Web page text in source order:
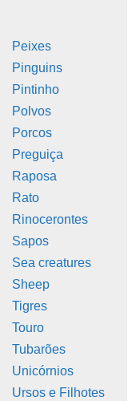
Peixes
Pinguins
Pintinho
Polvos
Porcos
Preguiça
Raposa
Rato
Rinocerontes
Sapos
Sea creatures
Sheep
Tigres
Touro
Tubarões
Unicórnios
Ursos e Filhotes